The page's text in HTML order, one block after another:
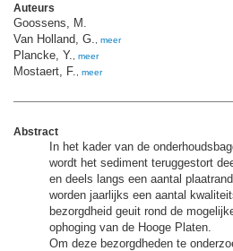
Auteurs
Goossens, M.
Van Holland, G.
meer
Plancke, Y. meer
Mostaert, F. meer
Abstract
In het kader van de
wordt het sediment teruggestort
en deels langs een aantal
worden jaarlijks een aantal
bezorgdheid geuit rond de
ophoging van de Hooge Platen.
Om deze bezorgdheden te